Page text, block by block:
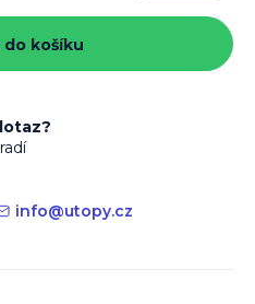
do košíku
info@utopy.cz